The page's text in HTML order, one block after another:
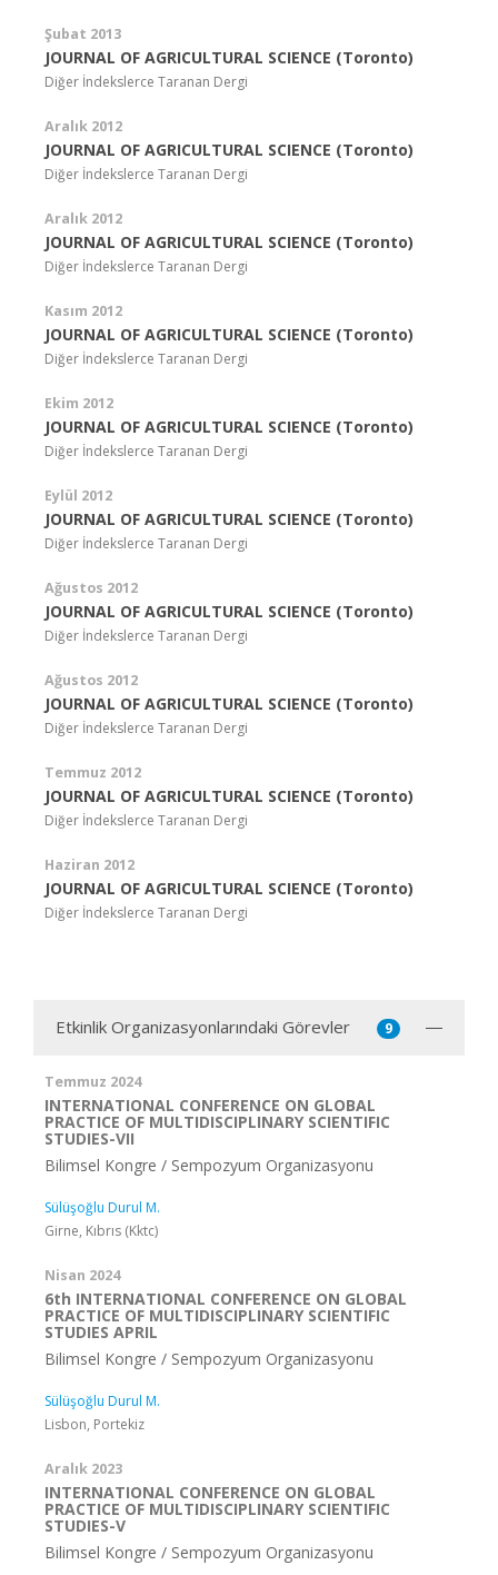
Şubat 2013
JOURNAL OF AGRICULTURAL SCIENCE (Toronto)
Diğer İndekslerce Taranan Dergi
Aralık 2012
JOURNAL OF AGRICULTURAL SCIENCE (Toronto)
Diğer İndekslerce Taranan Dergi
Aralık 2012
JOURNAL OF AGRICULTURAL SCIENCE (Toronto)
Diğer İndekslerce Taranan Dergi
Kasım 2012
JOURNAL OF AGRICULTURAL SCIENCE (Toronto)
Diğer İndekslerce Taranan Dergi
Ekim 2012
JOURNAL OF AGRICULTURAL SCIENCE (Toronto)
Diğer İndekslerce Taranan Dergi
Eylül 2012
JOURNAL OF AGRICULTURAL SCIENCE (Toronto)
Diğer İndekslerce Taranan Dergi
Ağustos 2012
JOURNAL OF AGRICULTURAL SCIENCE (Toronto)
Diğer İndekslerce Taranan Dergi
Ağustos 2012
JOURNAL OF AGRICULTURAL SCIENCE (Toronto)
Diğer İndekslerce Taranan Dergi
Temmuz 2012
JOURNAL OF AGRICULTURAL SCIENCE (Toronto)
Diğer İndekslerce Taranan Dergi
Haziran 2012
JOURNAL OF AGRICULTURAL SCIENCE (Toronto)
Diğer İndekslerce Taranan Dergi
Etkinlik Organizasyonlarındaki Görevler 9
Temmuz 2024
INTERNATIONAL CONFERENCE ON GLOBAL
PRACTICE OF MULTIDISCIPLINARY SCIENTIFIC
STUDIES-VII
Bilimsel Kongre / Sempozyum Organizasyonu
Sülüşoğlu Durul M.
Girne, Kıbrıs (Kktc)
Nisan 2024
6th INTERNATIONAL CONFERENCE ON GLOBAL
PRACTICE OF MULTIDISCIPLINARY SCIENTIFIC
STUDIES APRIL
Bilimsel Kongre / Sempozyum Organizasyonu
Sülüşoğlu Durul M.
Lisbon, Portekiz
Aralık 2023
INTERNATIONAL CONFERENCE ON GLOBAL
PRACTICE OF MULTIDISCIPLINARY SCIENTIFIC
STUDIES-V
Bilimsel Kongre / Sempozyum Organizasyonu